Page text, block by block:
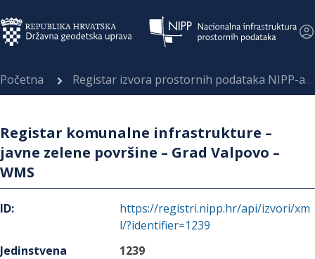
Početna Registar izvora prostornih podataka NIPP-a
Registar komunalne infrastrukture –
javne zelene površine – Grad Valpovo –
WMS
ID:
https://registri.nipp.hr/api/izvori/xm
l/?identifier=1239
Jedinstvena
1239